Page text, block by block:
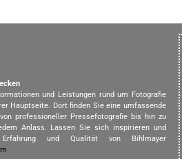
und Leistungen rund um Fotografie
Hauptseite. Dort finden Sie eine umfassende
professioneller Pressefotografie bis hin zu
Anlass. Lassen Sie sich inspirieren und
und Qualität von Bihlmayer